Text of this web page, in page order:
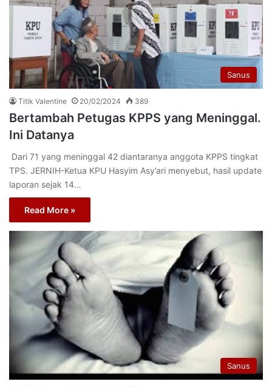
Sanus
Titik Valentine 20/02/2024 389
Bertambah Petugas KPPS yang Meninggal.
Ini Datanya
Dari 71 yang meninggal 42 diantaranya anggota KPPS tingkat
TPS. JERNIH-Ketua KPU Hasyim Asy’ari menyebut, hasil update
laporan sejak 14…
Read More »
Sanus